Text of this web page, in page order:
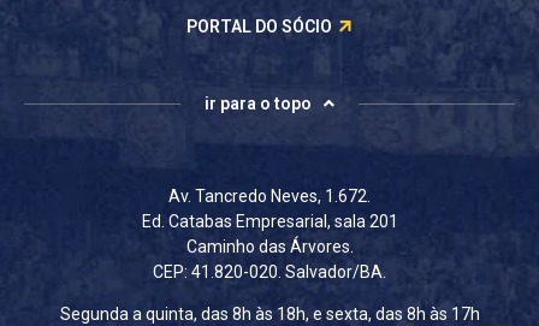
PORTAL DO SÓCIO
ir para o topo
Av. Tancredo Neves, 1.672.
Ed. Catabas Empresarial, sala 201
Caminho das Árvores.
CEP: 41.820-020. Salvador/BA.
Segunda a quinta, das 8h às 18h, e sexta, das 8h às 17h